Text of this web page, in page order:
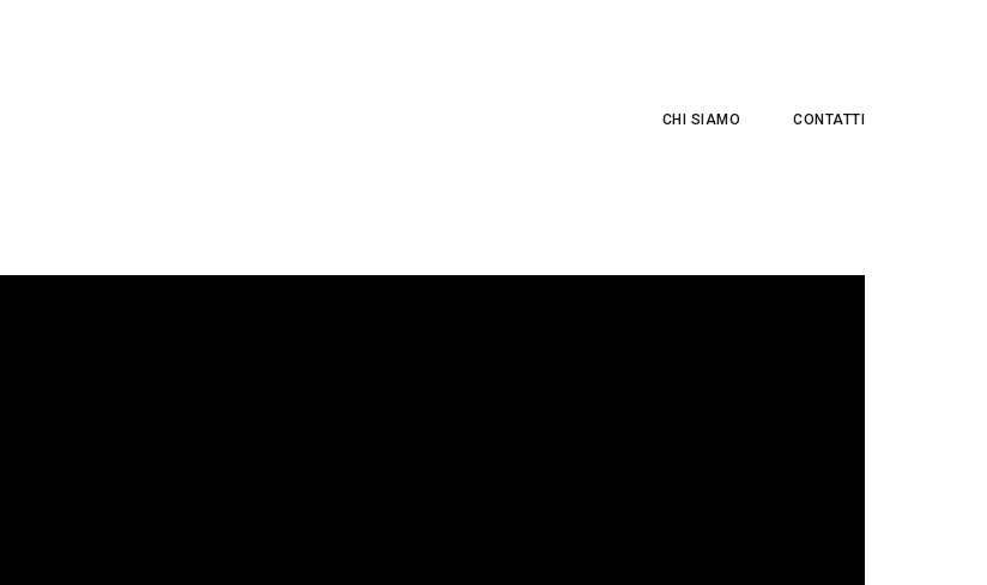
CHI SIAMO CONTATTI